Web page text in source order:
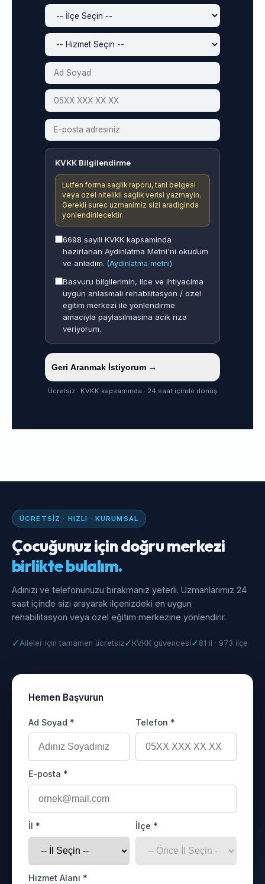
KVKK Bilgilendirme
Lutfen forma saglik raporu, tani belgesi
veya ozel nitelikli saglik verisi yazmayin.
Gerekli surec uzmanimiz sizi aradiginda
yonlendirilecektir.
6698 sayili KVKK kapsaminda
hazirlanan Aydinlatma Metni'ni okudum
ve anladim. (Aydinlatma metni)
Basvuru bilgilerimin, ilce ve ihtiyacima
uygun anlasmali rehabilitasyon / ozel
egitim merkezi ile yonlendirme
amaciyla paylasilmasina acik riza
veriyorum.
Geri Aranmak İstiyorum →
Ücretsiz · KVKK kapsamında · 24 saat içinde dönüş
ÜCRETSIZ · HIZLI · KURUMSAL
Çocuğunuz için doğru merkezi
birlikte bulalım.
Adınızı ve telefonunuzu bırakmanız yeterli. Uzmanlarımız 24
saat içinde sizi arayarak ilçenizdeki en uygun
rehabilitasyon veya özel eğitim merkezine yönlendirir.
✓ Aileler için tamamen ücretsiz ✓ KVKK güvencesi ✓ 81 il · 973 ilçe
Hemen Başvurun
Ad Soyad * Telefon *
E-posta *
İl * İlçe *
Hizmet Alanı *